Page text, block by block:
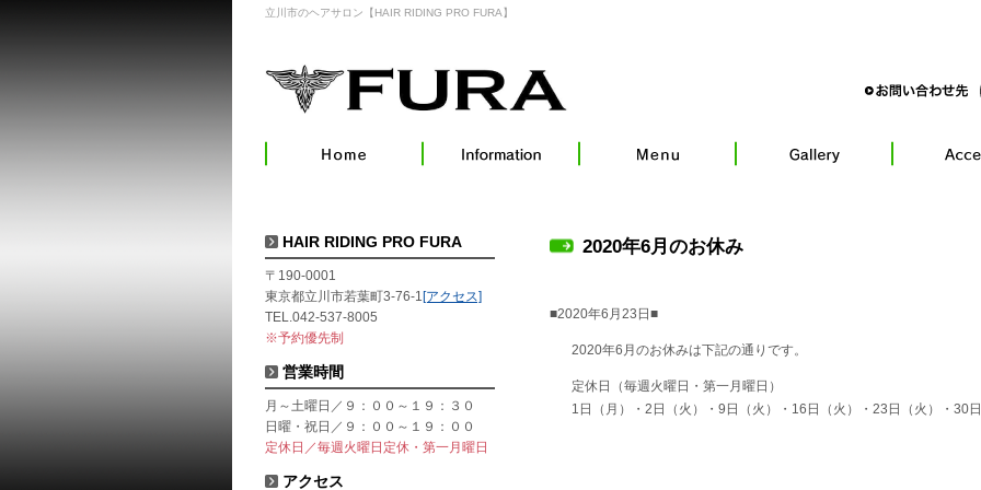
立川市のヘアサロン【HAIR RIDING PRO FURA】
2020年6月のお休み
■2020年6月23日■
2020年6月のお休みは下記の通りです。
定休日（毎週火曜日・第一月曜日）
1日（月）・2日（火）・9日（火）・16日（火）・23日（火）・30
HAIR RIDING PRO FURA
〒190-0001
東京都立川市若葉町3-76-1 [アクセス]
TEL.042-537-8005
※予約優先制
営業時間
月～土曜日／９：００～１９：３０
日曜・祝日／９：００～１９：００
定休日／毎週火曜日定休・第一月曜日
アクセス